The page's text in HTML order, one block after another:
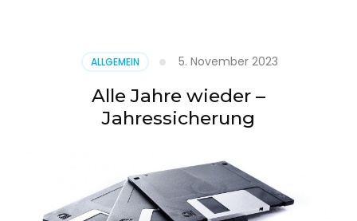
ALLGEMEIN 5. November 2023
Alle Jahre wieder –
Jahressicherung